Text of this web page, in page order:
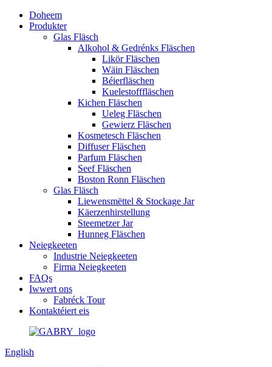
Doheem
Produkter
Glas Fläsch
Alkohol & Gedrénks Fläschen
Likör Fläschen
Wäin Fläschen
Béierfläschen
Kuelestofffläschen
Kichen Fläschen
Ueleg Fläschen
Gewierz Fläschen
Kosmetesch Fläschen
Diffuser Fläschen
Parfum Fläschen
Seef Fläschen
Boston Ronn Fläschen
Glas Fläsch
Liewensmëttel & Stockage Jar
Käerzenhirstellung
Steemetzer Jar
Hunneg Fläschen
Neiegkeeten
Industrie Neiegkeeten
Firma Neiegkeeten
FAQs
Iwwert ons
Fabréck Tour
Kontaktéiert eis
English